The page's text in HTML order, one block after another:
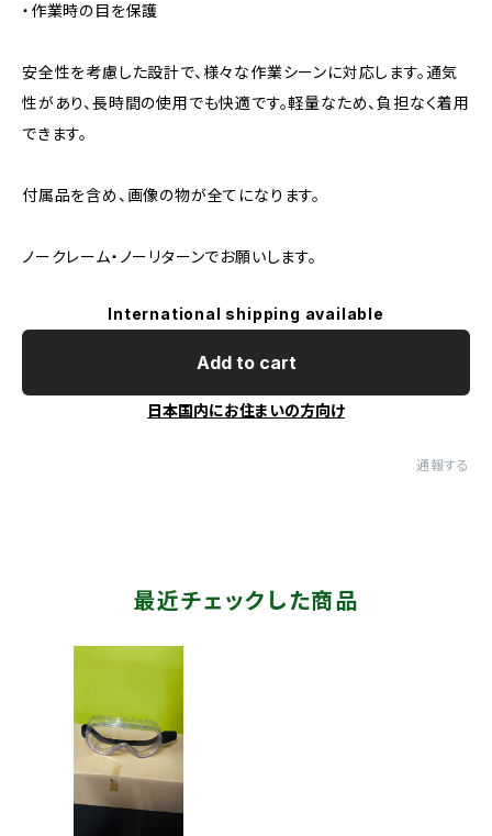
・作業時の目を保護
安全性を考慮した設計で、様々な作業シーンに対応します。通気
性があり、長時間の使用でも快適です。軽量なため、負担なく着用
できます。
付属品を含め、画像の物が全てになります。
ノークレーム・ノーリターンでお願いします。
International shipping available
Add to cart
日本国内にお住まいの方向け
通報する
最近チェックした商品